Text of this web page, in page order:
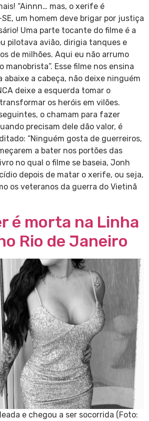
“Ainnn… mas, o xerife é
SE, um homem deve brigar por justiça
Uma parte tocante do filme é a
pilotava avião, dirigia tanques e
de milhões. Aqui eu não arrumo
manobrista”. Esse filme nos ensina
abaixe a cabeça, não deixe ninguém
deixe a esquerda tomar o
os heróis em vilões.
o chamam para fazer
precisam dele dão valor, é
“Ninguém gosta de guerreiros,
a bater nos portões das
no qual o filme se baseia, Jonh
depois de matar o xerife, ou seja,
os veteranos da guerra do Vietinã
é morta na Linha
Rio de Janeiro
e chegou a ser socorrida (Foto: